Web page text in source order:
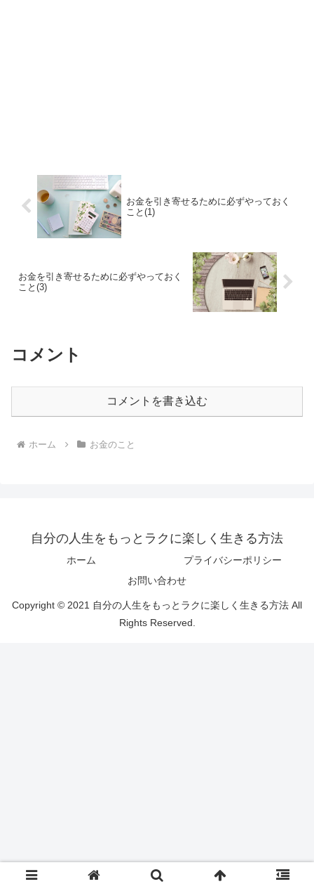
お金を引き寄せるために必ずやっておく
こと(1)
お金を引き寄せるために必ずやっておく
こと(3)
コメント
コメントを書き込む
ホーム お金のこと
自分の人生をもっとラクに楽しく生きる方法
ホーム
プライバシーポリシー
お問い合わせ
Copyright © 2021 自分の人生をもっとラクに楽しく生きる方法 All
Rights Reserved.